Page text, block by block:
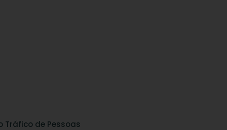
Tráfico de Pessoas